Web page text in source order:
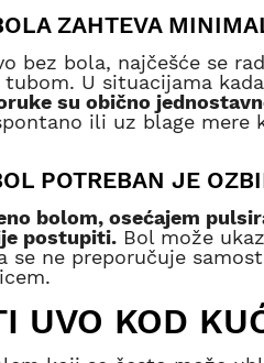
ZAHTEVA
bez bola, najčešće se
U situacijama
su obično
ili uz blage mere
POTREBAN JE
bolom, osećajem
postupiti. Bol može
se ne preporučuje
UVO KOD